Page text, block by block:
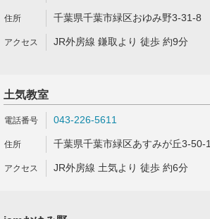
千葉県千葉市緑区おゆみ野3-31-8
JR外房線 鎌取より 徒歩 約9分
土気教室
043-226-5611
千葉県千葉市緑区あすみが丘3-50-1
JR外房線 土気より 徒歩 約6分